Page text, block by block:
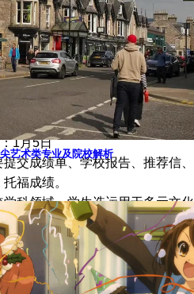
院的一个跨学科项目。它利用整
学生提供研究城市趋势的多方面
教学法中理论与实践联系的承诺
要求：托福100、雅思7.0 ；申请
1月5日
交成绩单、学校报告、推荐信、
福成绩。
科领域，学生选运用于多元文化
研究的城市规划专业的毕业生拥
间分析的能力。
艺术类专业及院校解析